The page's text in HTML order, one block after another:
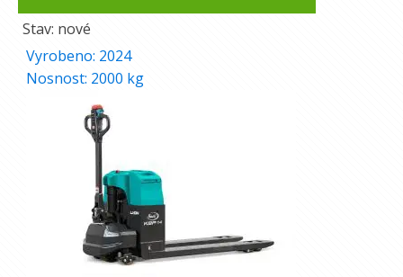
Stav: nové
Vyrobeno: 2024
Nosnost: 2000 kg